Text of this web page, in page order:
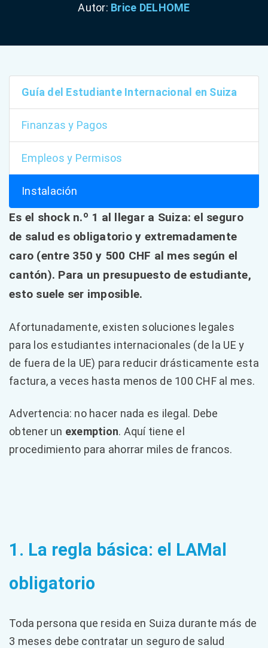
Autor: Brice DELHOME
Guía del Estudiante Internacional en Suiza
Finanzas y Pagos
Empleos y Permisos
Instalación
Es el shock n.º 1 al llegar a Suiza: el seguro
de salud es obligatorio y extremadamente
caro (entre 350 y 500 CHF al mes según el
cantón). Para un presupuesto de estudiante,
esto suele ser imposible.
Afortunadamente, existen soluciones legales
para los estudiantes internacionales (de la UE y
de fuera de la UE) para reducir drásticamente esta
factura, a veces hasta menos de 100 CHF al mes.
Advertencia: no hacer nada es ilegal. Debe
obtener un exemption. Aquí tiene el
procedimiento para ahorrar miles de francos.
1. La regla básica: el LAMal
obligatorio
Toda persona que resida en Suiza durante más de
3 meses debe contratar un seguro de salud